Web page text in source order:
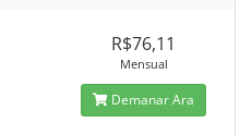
R$76,11
Mensual
Demanar Ara